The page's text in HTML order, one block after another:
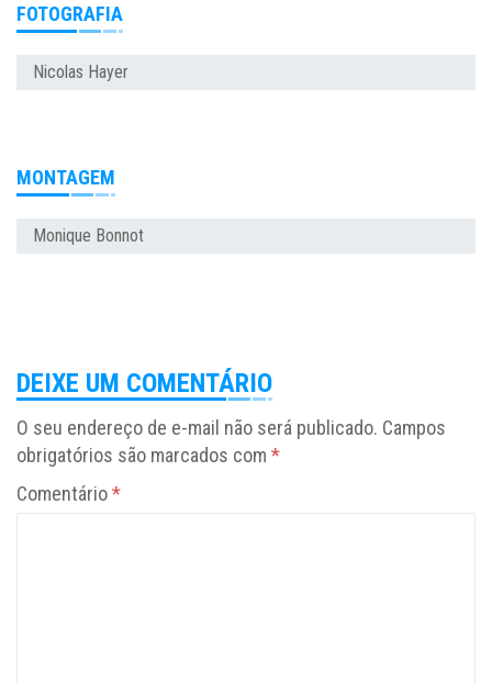
FOTOGRAFIA
Nicolas Hayer
MONTAGEM
Monique Bonnot
DEIXE UM COMENTÁRIO
O seu endereço de e-mail não será publicado. Campos
obrigatórios são marcados com *
Comentário*